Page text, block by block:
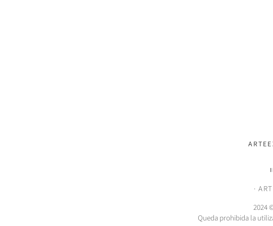
2024
Queda prohibida la
·